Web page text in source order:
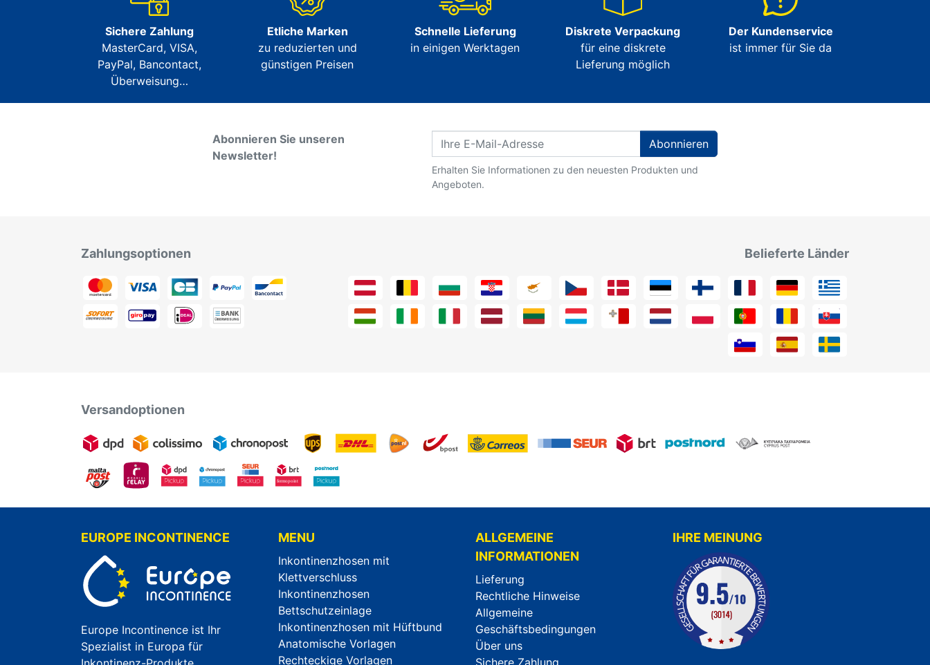
Sichere Zahlung
MasterCard, VISA,
PayPal, Bancontact,
Überweisung…
Etliche Marken
zu reduzierten und
günstigen Preisen
Schnelle Lieferung
in einigen Werktagen
Diskrete Verpackung
für eine diskrete
Lieferung möglich
Der Kundenservice
ist immer für Sie da
Abonnieren Sie unseren
Newsletter!
Abonnieren
Erhalten Sie Informationen zu den neuesten Produkten und
Angeboten.
Zahlungsoptionen Belieferte Länder
Versandoptionen
EUROPE INCONTINENCE
Europe Incontinence ist Ihr
Spezialist in Europa für
MENU
Inkontinenzhosen mit
Klettverschluss
Inkontinenzhosen
Bettschutzeinlage
Inkontinenzhosen mit Hüftbund
Anatomische Vorlagen
Rechteckige Vorlagen
ALLGEMEINE
INFORMATIONEN
Lieferung
Rechtliche Hinweise
Allgemeine
Geschäftsbedingungen
Über uns
Sichere Zahlung
IHRE MEINUNG